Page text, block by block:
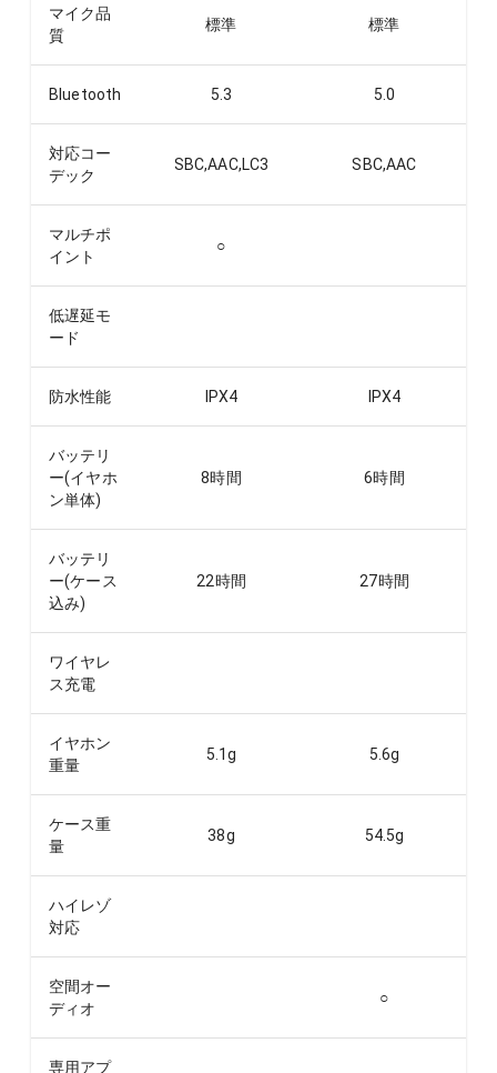
マイク品
質
標準 標準
Bluetooth 5.3 5.0
対応コー
デック
SBC,AAC,LC3 SBC,AAC
マルチポ
イント
○
低遅延モ
ード
防水性能 IPX4 IPX4
バッテリ
ー(イヤホ
ン単体)
8時間 6時間
バッテリ
ー(ケース
込み)
22時間 27時間
ワイヤレ
ス充電
イヤホン
重量
5.1g 5.6g
ケース重
量
38g 54.5g
ハイレゾ
対応
空間オー
ディオ
○
専用アプ